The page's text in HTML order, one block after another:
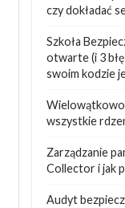
czy dokładać
Szkoła
otwarte (i 3
swoim kodzie
wszystkie
Zarządzanie
Collector i jak
Audyt